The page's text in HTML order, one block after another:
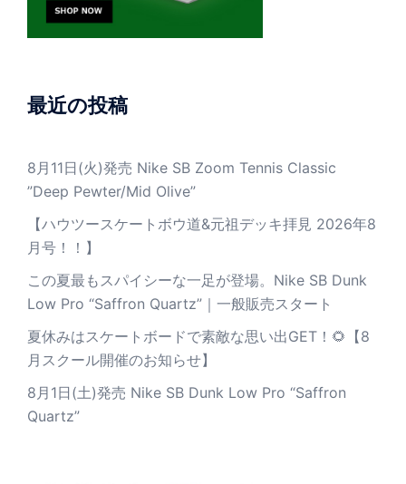
最近の投稿
8月11日(火)発売 Nike SB Zoom Tennis Classic
”Deep Pewter/Mid Olive”
【ハウツースケートボウ道&元祖デッキ拝見 2026年8
月号！！】
この夏最もスパイシーな一足が登場。Nike SB Dunk
Low Pro “Saffron Quartz”｜一般販売スタート
夏休みはスケートボードで素敵な思い出GET！🌻【8
月スクール開催のお知らせ】
8月1日(土)発売 Nike SB Dunk Low Pro “Saffron
Quartz”